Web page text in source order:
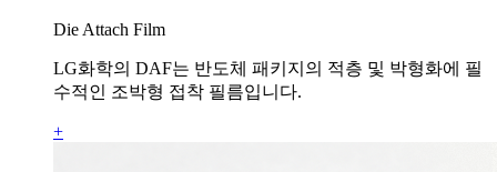
Die Attach Film
LG화학의 DAF는 반도체 패키지의 적층 및 박형화에 필
수적인 조박형 접착 필름입니다.
+